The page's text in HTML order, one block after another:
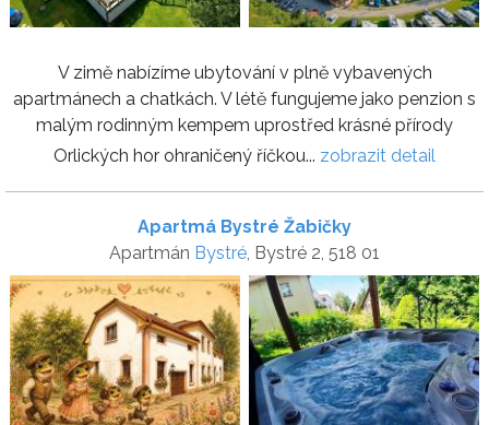
V zimě nabízíme ubytování v plně vybavených
apartmánech a chatkách. V létě fungujeme jako penzion s
malým rodinným kempem uprostřed krásné přírody
Orlických hor ohraničený říčkou... zobrazit detail
Apartmá Bystré Žabičky
Apartmán Bystré, Bystré 2, 518 01